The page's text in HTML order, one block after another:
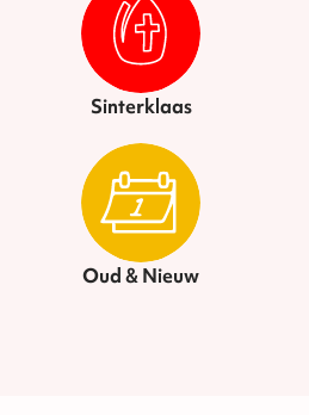
Sinterklaas
Oud & Nieuw